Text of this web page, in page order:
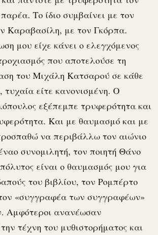
Το ίδιο συμβαίνει με τον
Καραβασίλη, με τον Γκόρπα.
μου είχε κάνει ο ελεγχόμενος
που αποτελούσε τη
του Μιχάλη Κατσαρού σε κάθε
είτε κανονισμένη. Ο
εξέπεμπε τρυφερότητα και
Και με θαυμασμό και με
να περιβάλλω τον αιώνιο
συνομιλητή, τον ποιητή Θάνο
είναι ο θαυμασμός μου για
του βιβλίου, τον Ρομπέρτο
«συγγραφέα των συγγραφέων»
Αμφότεροι ανανέωσαν
τέχνη του μυθιστορήματος και